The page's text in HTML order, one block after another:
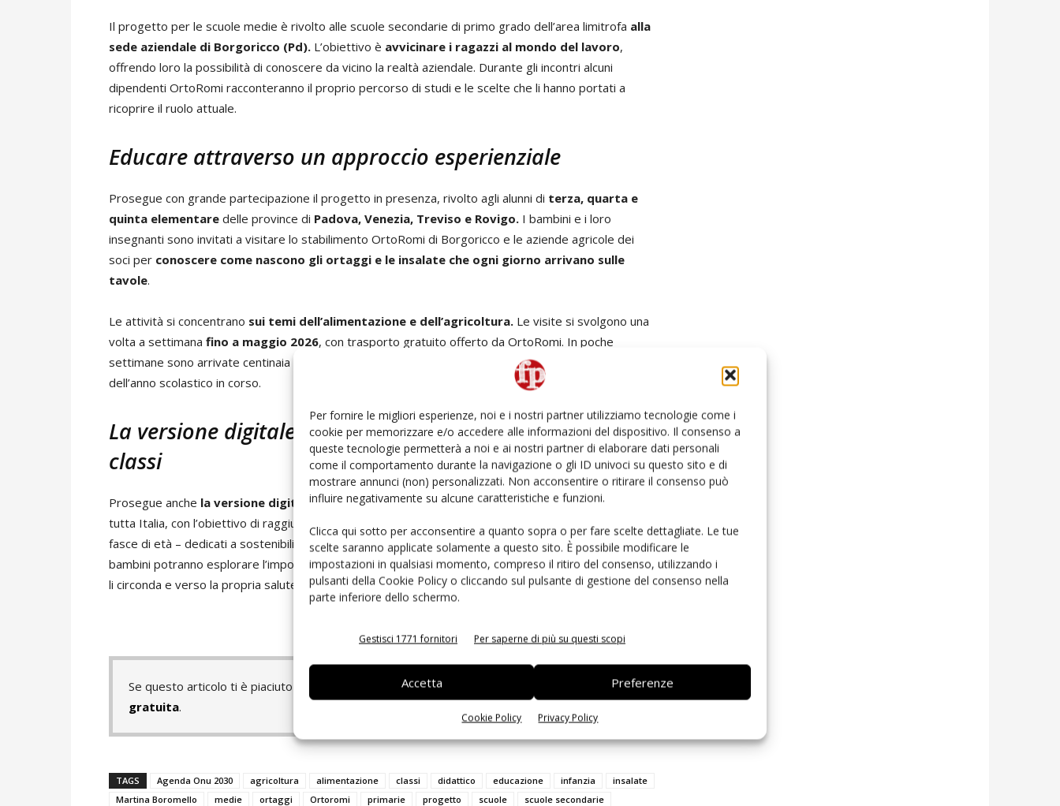
Per fornire le migliori esperienze, noi e i nostri partner utilizziamo tecnologie come i
cookie per memorizzare e/o accedere alle informazioni del dispositivo. Il consenso a
queste tecnologie permetterà a noi e ai nostri partner di elaborare dati personali
come il comportamento durante la navigazione o gli ID univoci su questo sito e di
mostrare annunci (non) personalizzati. Non acconsentire o ritirare il consenso può
influire negativamente su alcune caratteristiche e funzioni.
Clicca qui sotto per acconsentire a quanto sopra o per fare scelte dettagliate. Le tue
scelte saranno applicate solamente a questo sito. È possibile modificare le
impostazioni in qualsiasi momento, compreso il ritiro del consenso, utilizzando i
pulsanti della Cookie Policy o cliccando sul pulsante di gestione del consenso nella
parte inferiore dello schermo.
Gestisci 1771 fornitori Per saperne di più su questi scopi
Accetta Preferenze
Cookie Policy Privacy Policy
Il progetto per le scuole medie è rivolto alle scuole secondarie di primo grado dell’area limitrofa alla
sede aziendale di Borgoricco (Pd). L’obiettivo è avvicinare i ragazzi al mondo del lavoro,
offrendo loro la possibilità di conoscere da vicino la realtà aziendale. Durante gli incontri alcuni
dipendenti OrtoRomi racconteranno il proprio percorso di studi e le scelte che li hanno portati a
ricoprire il ruolo attuale.
Educare attraverso un approccio esperienziale
Prosegue con grande partecipazione il progetto in presenza, rivolto agli alunni di terza, quarta e
quinta elementare delle province di Padova, Venezia, Treviso e Rovigo. I bambini e i loro
insegnanti sono invitati a visitare lo stabilimento OrtoRomi di Borgoricco e le aziende agricole dei
soci per conoscere come nascono gli ortaggi e le insalate che ogni giorno arrivano sulle
tavole.
Le attività si concentrano sui temi dell’alimentazione e dell’agricoltura. Le visite si svolgono una
volta a settimana fino a maggio 2026, con trasporto gratuito offerto da OrtoRomi. In poche
settimane sono arrivate centinaia di richieste, che hanno fatto registrare il tutto esarito fino alla fine
dell’anno scolastico in corso.
La versione digitale, un percorso formativo per 1000
classi
Prosegue anche la versione digitale del progetto, rivolta allescuole dell’infanzia e primarie
tutta Italia, con l’obiettivo di raggiungere
. Attraverso nove laboratori, differenziati per
fasce di età – dedicati a sostenibilità, educazione alimentare e obiettivi dell’Agenda Onu 2030 – i
bambini potranno esplorare l’importanza di adottare comportamenti responsabili verso il mondo che
li circonda e verso la propria salute
grazie a video-pillole, giochi digitali e materiali scaricabili.
Se questo articolo ti è piaciuto e vuoi rimanere sempre informato
iscriviti alla newsletter
gratuita.
TAGS Agenda Onu 2030 agricoltura alimentazione classi didattico educazione infanzia
insalate
Martina Boromello
medie ortaggi Ortoromi primarie progetto scuole
scuole secondarie